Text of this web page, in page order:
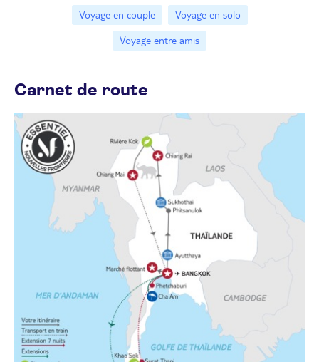
Voyage en couple
Voyage en solo
Voyage entre amis
Carnet de route